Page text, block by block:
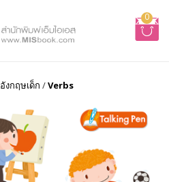
0
งกฤษเด็ก /Verbs